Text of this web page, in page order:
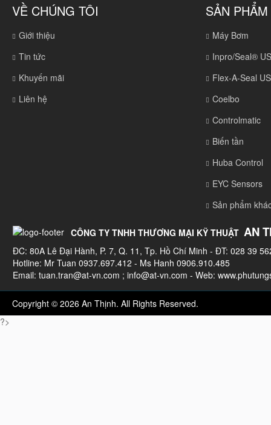
VỀ CHÚNG TÔI
Giới thiệu
Tin tức
Khuyến mãi
Liên hệ
SẢN PHẨM
Máy Bơm
Inpro/Seal®
Flex-A-Seal
Coelbo
Controlmatic
Biến tần
Huba Control
EYC Sensors
Sản phẩm
CÔNG TY TNHH THƯƠNG MẠI KỸ THUẬT AN
ĐC: 80A Lê Đại Hành, P. 7, Q. 11, Tp. Hồ Chí Minh - ĐT: 028 39
Hotline: Mr Tuan 0937.697.412 - Ms Hanh 0906.910.485
Email: tuan.tran@at-vn.com ; info@at-vn.com - Web:
Copyright © 2026 An Thịnh. All Rights Reserved.
?>